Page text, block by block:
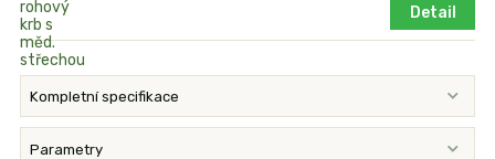
Detail
Kompletní specifikace
Parametry